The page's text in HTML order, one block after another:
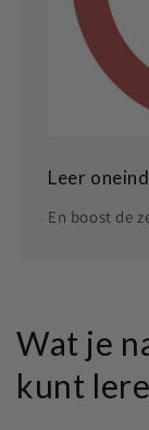
Leer
En boost de
Wat je
kunt